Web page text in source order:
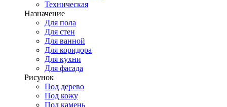
Техническая
Назначение
Для пола
Для стен
Для ванной
Для коридора
Для кухни
Для фасада
Рисунок
Под дерево
Под кожу
Под камень